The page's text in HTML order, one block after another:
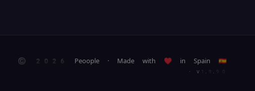
© 2026 Peoople · Made with ♥ in Spain 🇪🇸
· v1.9.90